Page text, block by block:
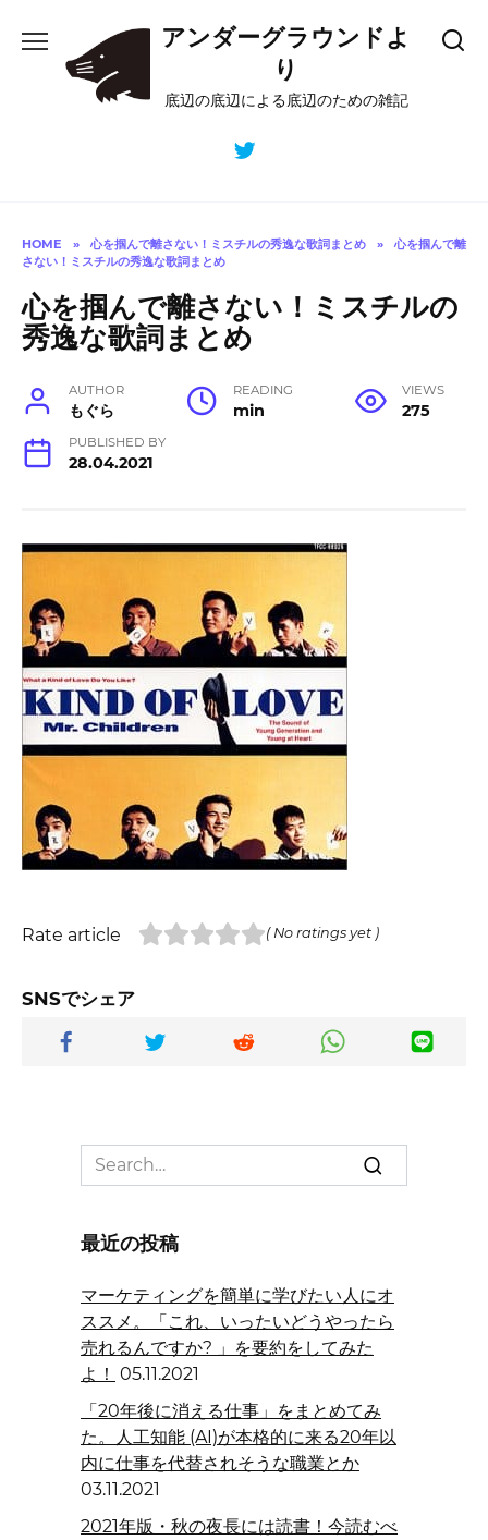
content
アンダーグラウンドよ
り
底辺の底辺による底辺のための雑記
HOME » 心を掴んで離さない！ミスチルの秀逸な歌詞まとめ »
心を掴んで離
さない！ミスチルの秀逸な歌詞まとめ
心を掴んで離さない！ミスチルの
秀逸な歌詞まとめ
AUTHOR
もぐら
READING
min
VIEWS
275
PUBLISHED BY
28.04.2021
Rate article ( No ratings yet )
SNSでシェア
Search
for:
最近の投稿
マーケティングを簡単に学びたい人にオ
ススメ。「これ、いったいどうやったら
売れるんですか? 」を要約をしてみた
よ！ 05.11.2021
「20年後に消える仕事」をまとめてみ
た。人工知能 (AI)が本格的に来る20年以
内に仕事を代替されそうな職業とか
03.11.2021
2021年版・秋の夜長には読書！今読むべ